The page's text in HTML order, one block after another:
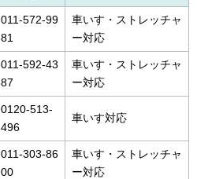
011-572-99
81
車いす・ストレッチャ
ー対応
011-592-43
87
車いす・ストレッチャ
ー対応
0120-513-
496
車いす対応
011-303-86
00
車いす・ストレッチャ
ー対応